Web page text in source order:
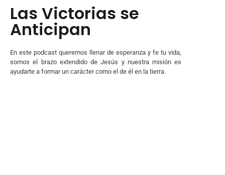
Las Victorias se
Anticipan
En este podcast queremos llenar de esperanza y fe tu vida,
somos el brazo extendido de Jesús y nuestra misión es
ayudarte a formar un carácter como el de él en la tierra.